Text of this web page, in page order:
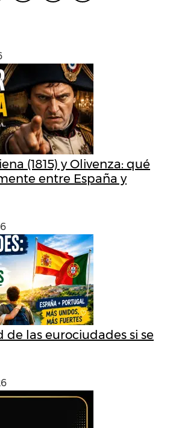
(1815) y Olivenza: qué
entre España y
de las eurociudades si se